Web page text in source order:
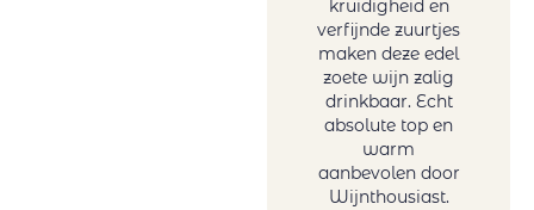
kruidigheid en
verfijnde zuurtjes
maken deze edel
zoete wijn zalig
drinkbaar. Echt
absolute top en
warm
aanbevolen door
Wijnthousiast.